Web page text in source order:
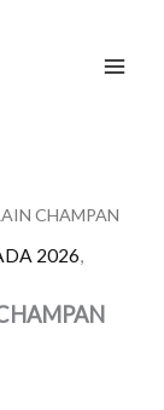
CHAMPAN
2026,